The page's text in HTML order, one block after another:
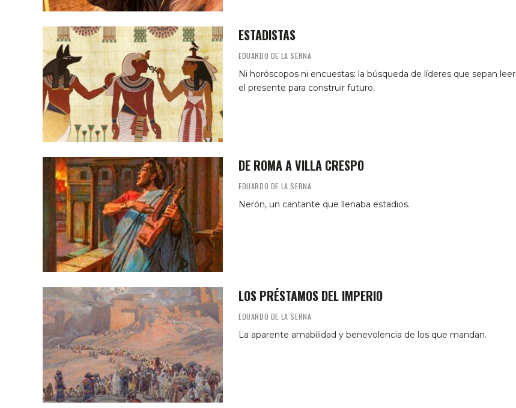
ESTADISTAS
EDUARDO DE LA SERNA
Ni horóscopos ni encuestas: la búsqueda de líderes que sepan leer
el presente para construir futuro.
DE ROMA A VILLA CRESPO
EDUARDO DE LA SERNA
Nerón, un cantante que llenaba estadios.
LOS PRÉSTAMOS DEL IMPERIO
EDUARDO DE LA SERNA
La aparente amabilidad y benevolencia de los que mandan.